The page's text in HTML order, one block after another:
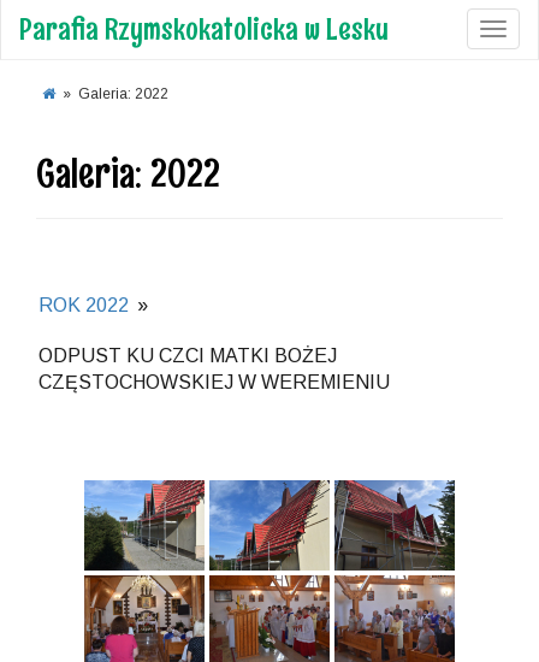
Parafia Rzymskokatolicka w Lesku
» Galeria: 2022
Galeria: 2022
ROK 2022 »
ODPUST KU CZCI MATKI BOŻEJ
CZĘSTOCHOWSKIEJ W WEREMIENIU